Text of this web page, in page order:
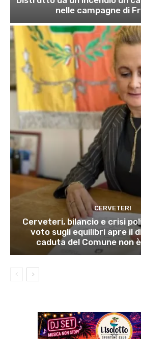
nelle campagne di
CERVETERI
Cerveteri, bilancio e crisi
voto sugli equilibri apre il
caduta del Comune non